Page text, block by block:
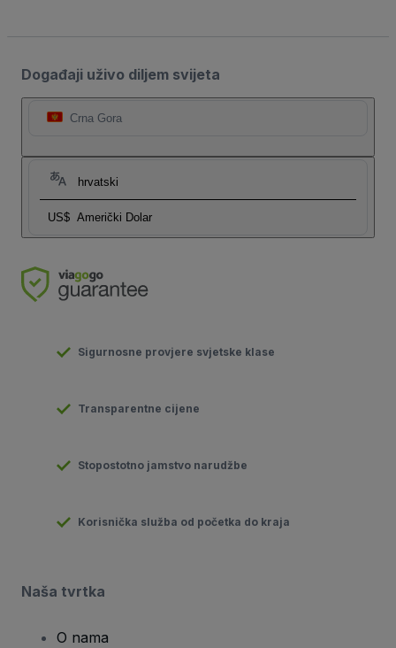
Događaji uživo diljem svijeta
Crna Gora
hrvatski
US$ Američki Dolar
Sigurnosne provjere svjetske klase
Transparentne cijene
Stopostotno jamstvo narudžbe
Korisnička služba od početka do kraja
Naša tvrtka
O nama